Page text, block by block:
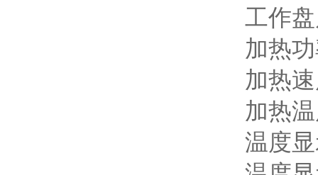
工作
加热
加热
加热
温度显